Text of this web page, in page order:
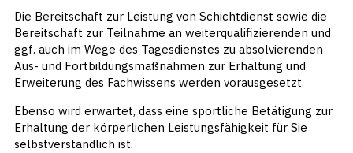
Die Bereitschaft zur Leistung von Schichtdienst sowie die
Bereitschaft zur Teilnahme an weiterqualifizierenden und
ggf. auch im Wege des Tagesdienstes zu absolvierenden
Aus- und Fortbildungsmaßnahmen zur Erhaltung und
Erweiterung des Fachwissens werden vorausgesetzt.
Ebenso wird erwartet, dass eine sportliche Betätigung zur
Erhaltung der körperlichen Leistungsfähigkeit für Sie
selbstverständlich ist.